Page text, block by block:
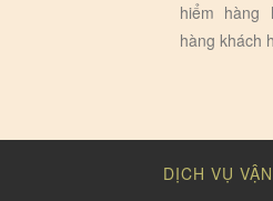
hiểm hàng
hàng khách
DỊCH VỤ